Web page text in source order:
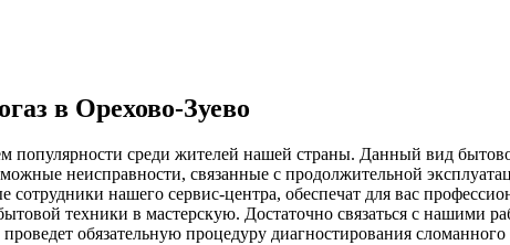
в Орехово-Зуево
популярности среди жителей нашей страны. Данный вид
неисправности, связанные с продолжительной
сотрудники нашего сервис-центра, обеспечат для вас
техники в мастерскую. Достаточно связаться с
обязательную процедуру диагностирования